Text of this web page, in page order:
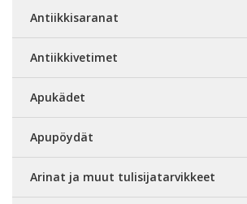
Antiikkisaranat
Antiikkivetimet
Apukädet
Apupöydät
Arinat ja muut tulisijatarvikkeet